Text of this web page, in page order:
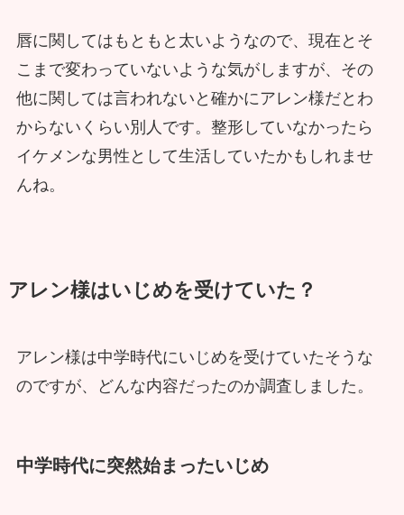
唇に関してはもともと太いようなので、現在とそ
こまで変わっていないような気がしますが、その
他に関しては言われないと確かにアレン様だとわ
からないくらい別人です。整形していなかったら
イケメンな男性として生活していたかもしれませ
んね。
アレン様はいじめを受けていた？
アレン様は中学時代にいじめを受けていたそうな
のですが、どんな内容だったのか調査しました。
中学時代に突然始まったいじめ